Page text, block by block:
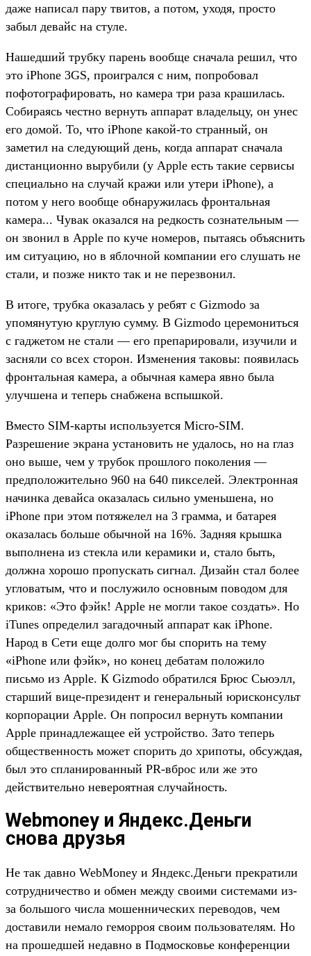
даже написал пару твитов, а потом, уходя, просто
забыл девайс на стуле.
Нашедший трубку парень вообще сначала решил, что
это iPhone 3GS, проигрался с ним, попробовал
пофотографировать, но камера три раза крашилась.
Собираясь честно вернуть аппарат владельцу, он унес
его домой. То, что iPhone какой-то странный, он
заметил на следующий день, когда аппарат сначала
дистанционно вырубили (у Apple есть такие сервисы
специально на случай кражи или утери iPhone), а
потом у него вообще обнаружилась фронтальная
камера... Чувак оказался на редкость сознательным —
он звонил в Apple по куче номеров, пытаясь объяснить
им cитуацию, но в яблочной компании его слушать не
стали, и позже никто так и не перезвонил.
В итоге, трубка оказалась у ребят с Gizmodo за
упомянутую круглую сумму. В Gizmodo церемониться
с гаджетом не стали — его препарировали, изучили и
засняли со всех сторон. Изменения таковы: появилась
фронтальная камера, а обычная камера явно была
улучшена и теперь снабжена вспышкой.
Вместо SIM-карты используется Micro-SIM.
Разрешение экрана установить не удалось, но на глаз
оно выше, чем у трубок прошлого поколения —
предположительно 960 на 640 пикселей. Электронная
начинка девайса оказалась сильно уменьшена, но
iPhone при этом потяжелел на 3 грамма, и батарея
оказалась больше обычной на 16%. Задняя крышка
выполнена из стекла или керамики и, стало быть,
должна хорошо пропускать сигнал. Дизайн стал более
угловатым, что и послужило основным поводом для
криков: «Это фэйк! Apple не могли такое создать». Но
iTunes определил загадочный аппарат как iPhone.
Народ в Сети еще долго мог бы спорить на тему
«iPhone или фэйк», но конец дебатам положило
письмо из Apple. К Gizmodo обратился Брюс Сьюэлл,
старший вице-президент и генеральный юрисконсульт
корпорации Apple. Он попросил вернуть компании
Apple принадлежащее ей устройство. Зато теперь
общественность может спорить до хрипоты, обсуждая,
был это спланированный PR-вброс или же это
действительно невероятная случайность.
Webmoney и Яндекс.Деньги
снова друзья
Не так давно WebMoney и Яндекс.Деньги прекратили
сотрудничество и обмен между своими системами из-
за большого числа мошеннических переводов, чем
доставили немало геморроя своим пользователям. Но
на прошедшей недавно в Подмосковье конференции